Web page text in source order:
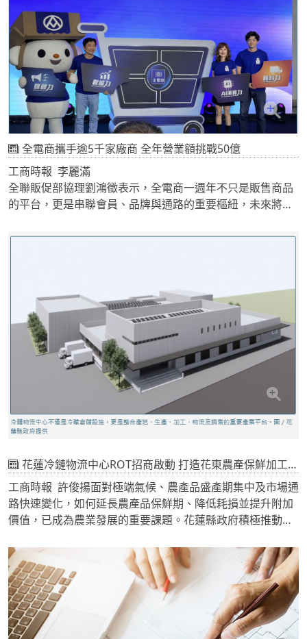
品追溯能力。立象科技憑藉完整的 Auto-ID 技術與智慧識別
解決方案，協助企業打造更智慧、更高效且更具永續性的物
流管理模式。
全電商攜手逾5千家廠商 全年營業額挑戰50億
工商時報 李麗滿
全聯販促部協理劉鴻徵表示，全電商一週年不只是販售商品
的平台，更是串聯會員、品牌與通路的重要樞紐，未來將透
全聯的OMO發展模式，力拚全年營業額50億元，占全聯總
花蓮冷鏈物流中心ROT招商啟動 打造花東農產保鮮加工新樞紐
工商時報 許俊揚面對極端氣候、農產品盛產期集中及市場通
路快速變化，如何延長農產品保鮮期、降低耗損並提升附加
價值，已成為農業發展的重要課題。花蓮縣政府積極推動農
運移轉（ROT）案」，即日起公開招商至115年8月28日，廣
邀具備冷鏈物流、農產加工、品牌行銷、電商配送、團膳供
應及外銷實績的專業廠商共同投入，打造花東地區農產品冷
鏈產業新基地。強化冷鏈體系 提升花東農產競爭力
近來國內芒果盛產引發保存及去化議題，再次凸顯冷鏈保
鮮、分級包裝、加工調節與穩定通路的重要性。花蓮縣政府